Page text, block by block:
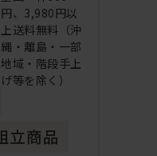
円、3,980円以
上送料無料（沖
縄・離島・一部
地域・階段手上
げ等を除く）